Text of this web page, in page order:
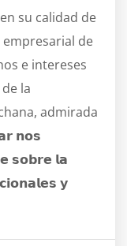
en su calidad de
de
e intereses
la
admirada
𝗻𝗼𝘀
𝘀𝗼𝗯𝗿𝗲 𝗹𝗮
𝘆